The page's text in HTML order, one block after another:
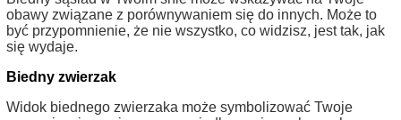
obawy związane z porównywaniem się do innych. Może to
być przypomnienie, że nie wszystko, co widzisz, jest tak, jak
się wydaje.
Biedny zwierzak
Widok biednego zwierzaka może symbolizować Twoje